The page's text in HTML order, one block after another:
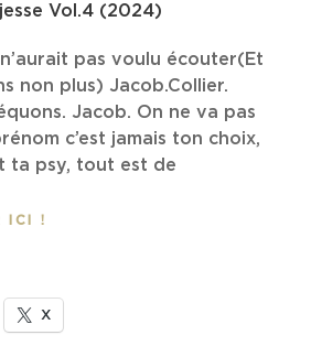
Vol.4 (2024)
n’aurait pas voulu écouter(Et
non plus) Jacob.Collier.
Jacob. On ne va pas
c’est jamais ton choix,
ta psy, tout est de
ICI !
VOL.4
(2024)
X